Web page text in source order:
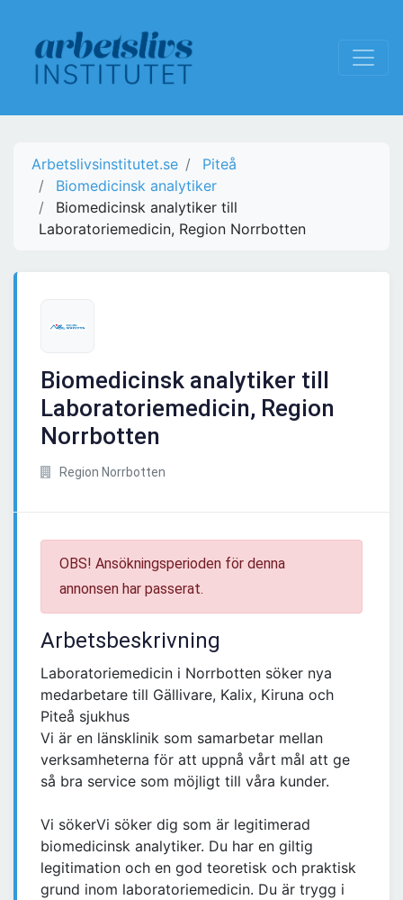
Arbetslivsinstitutet.se
Piteå
Biomedicinsk analytiker
Biomedicinsk analytiker till
Laboratoriemedicin, Region Norrbotten
Biomedicinsk analytiker till
Laboratoriemedicin, Region
Norrbotten
Region Norrbotten
OBS! Ansökningsperioden för denna
annonsen har passerat.
Arbetsbeskrivning
Laboratoriemedicin i Norrbotten söker nya
medarbetare till Gällivare, Kalix, Kiruna och
Piteå sjukhus
Vi är en länsklinik som samarbetar mellan
verksamheterna för att uppnå vårt mål att ge
så bra service som möjligt till våra kunder.
Vi sökerVi söker dig som är legitimerad
biomedicinsk analytiker. Du har en giltig
legitimation och en god teoretisk och praktisk
grund inom laboratoriemedicin. Du är trygg i